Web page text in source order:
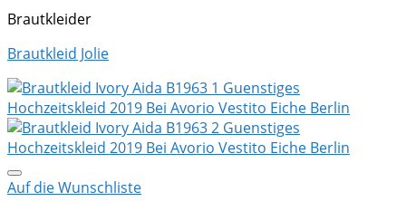
Brautkleider
Brautkleid Jolie
Auf die Wunschliste